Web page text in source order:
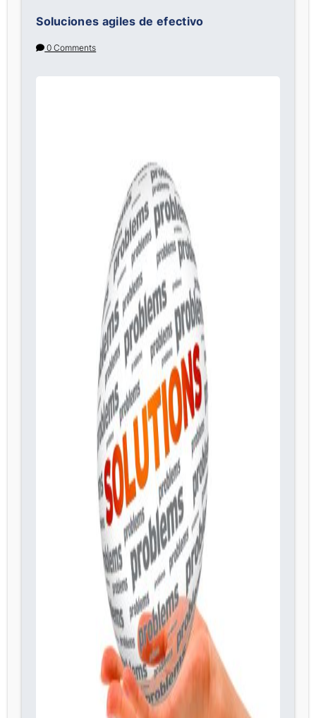
Soluciones agiles de efectivo
0 Comments